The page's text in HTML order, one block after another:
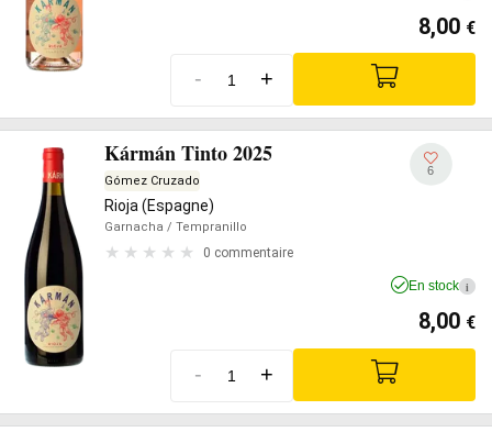
8,00 €
- +
Kármán Tinto 2025
Gómez Cruzado
Rioja (Espagne)
Garnacha / Tempranillo
0 commentaire
6
En stock i
8,00 €
- +